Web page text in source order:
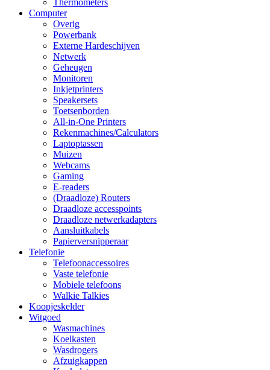
Thermometers
Computer
Overig
Powerbank
Externe Hardeschijven
Netwerk
Geheugen
Monitoren
Inkjetprinters
Speakersets
Toetsenborden
All-in-One Printers
Rekenmachines/Calculators
Laptoptassen
Muizen
Webcams
Gaming
E-readers
(Draadloze) Routers
Draadloze accesspoints
Draadloze netwerkadapters
Aansluitkabels
Papierversnipperaar
Telefonie
Telefoonaccessoires
Vaste telefonie
Mobiele telefoons
Walkie Talkies
Koopjeskelder
Witgoed
Wasmachines
Koelkasten
Wasdrogers
Afzuigkappen